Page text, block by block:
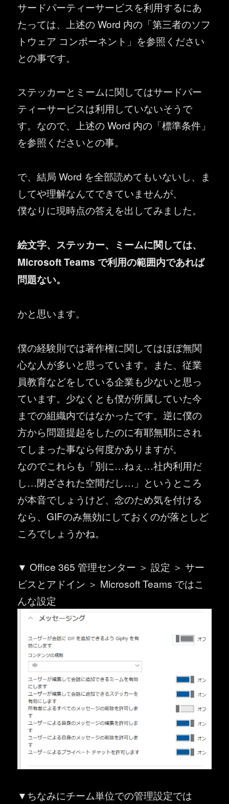
サードパーティーサービスを利用するにあ
たっては、上述の Word 内の「第三者のソフ
トウェア コンポーネント」を参照ください
との事です。
ステッカーとミームに関してはサードパー
ティーサービスは利用していないそうで
す。なので、上述の Word 内の「標準条件」
を参照くださいとの事。
で、結局 Word を全部読めてもいないし、ま
してや理解なんてできていませんが、
僕なりに現時点の答えを出してみました。
絵文字、ステッカー、ミームに関しては、
Microsoft Teams で利用の範囲内であれば
問題ない。
かと思います。
僕の経験則では著作権に関してはほぼ無関
心な人が多いと思っています。また、従業
員教育などをしている企業も少ないと思っ
ています。少なくとも僕が所属していた今
までの組織内ではなかったです。逆に僕の
方から問題提起をしたのに有耶無耶にされ
てしまった事なら何度かありますが。
なのでこれらも「別に…ねぇ…社内利用だ
し…閉ざされた空間だし…」というところ
が本音でしょうけど、念のため気を付ける
なら、GIFのみ無効にしておくのが落としど
ころでしょうかね。
▼ Office 365 管理センター ＞ 設定 ＞ サー
ビスとアドイン ＞ Microsoft Teams ではこ
んな設定
▼ちなみにチーム単位での管理設定では